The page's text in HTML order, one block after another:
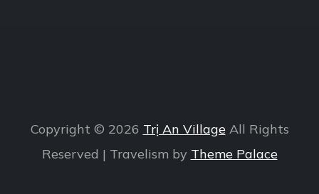
Copyright © 2026 Trị An VillageAll Rights
Reserved | Travelism by Theme Palace